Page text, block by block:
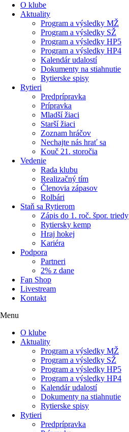
O klube
Aktuality
Program a výsledky MŽ
Program a výsledky SŽ
Program a výsledky HP5
Program a výsledky HP4
Kalendár udalostí
Dokumenty na stiahnutie
Rytierske spisy
Rytieri
Predprípravka
Prípravka
Mladší žiaci
Starší žiaci
Zoznam hráčov
Nechajte nás hrať sa
Kouč 21. storočia
Vedenie
Rada klubu
Realizačný tím
Členovia zápasov
Rolbári
Staň sa Rytierom
Zápis do 1. roč. špor. triedy
Rytiersky kemp
Hraj hokej
Kariéra
Podpora
Partneri
2% z dane
Fan Shop
Livestream
Kontakt
Menu
O klube
Aktuality
Program a výsledky MŽ
Program a výsledky SŽ
Program a výsledky HP5
Program a výsledky HP4
Kalendár udalostí
Dokumenty na stiahnutie
Rytierske spisy
Rytieri
Predprípravka